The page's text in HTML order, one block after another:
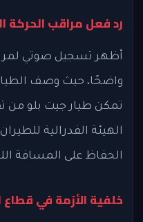
رد فعل مراقب الحركة
أظهر تسجيل صوتي
واضحًا، حيث وصف
تمكن طيار جيت بلو من
الهيئة الفدرالية
الحفاظ على المسافة
خلفية الأزمة في قطاع